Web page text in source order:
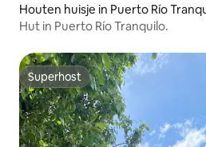
Houten huisje in Puerto Río
Hut in Puerto Río Tranquilo.
Superhost
Superhost